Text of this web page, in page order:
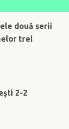
două serii
trei
2-2